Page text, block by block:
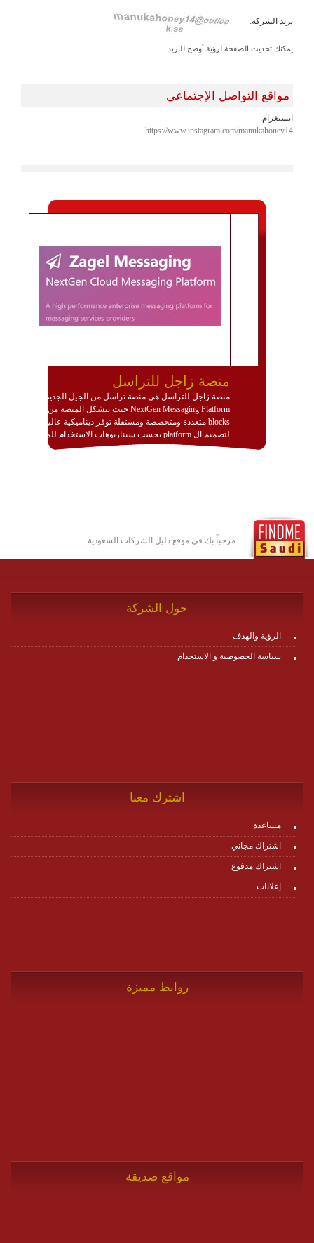
بريد الشركة:
يمكنك تحديث الصفحة لرؤية أوضح للبريد
مواقع التواصل الإجتماعي
انستغرام:
https://www.instagram.com/manukahoney14
منصة زاجل للتراسل
منصة زاجل للتراسل هي منصة تراسل من الجيل الجديد
NextGen Messaging Platform حيث تتشكل المنصة من
blocks متعددة ومتخصصة ومستقلة توفر ديناميكية عالية
لتصميم ال platform بحسب سيناريوهات الاستخدام للمنصة
وتتوافق مع النشر والاستثمار ضمن بيئة استضافة dedicated
http://www.plutosms.com/zagel
مرحباً بك في موقع دليل الشركات السعودية
حول الشركة
الرؤية والهدف
سياسة الخصوصية و الاستخدام
اشترك معنا
مساعدة
اشتراك مجاني
اشتراك مدفوع
إعلانات
روابط مميزة
مواقع صديقة